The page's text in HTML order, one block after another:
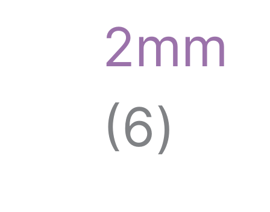
d
u
2mm
66